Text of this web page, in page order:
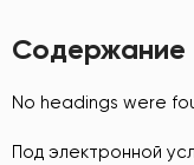
Содержание
No headings were
Под электронной